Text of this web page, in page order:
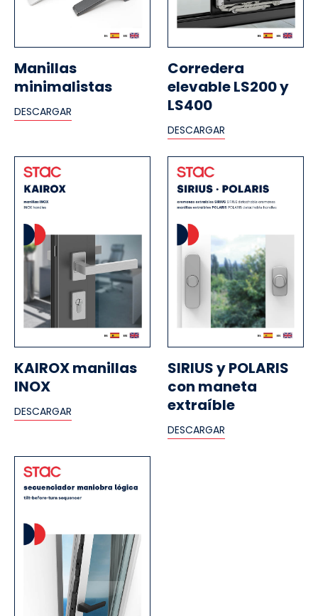
Manillas
minimalistas
DESCARGAR
Corredera
elevable LS200 y
LS400
DESCARGAR
KAIROX manillas
INOX
DESCARGAR
SIRIUS y POLARIS
con maneta
extraíble
DESCARGAR